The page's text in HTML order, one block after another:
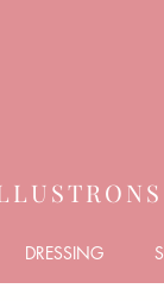
DRESSING